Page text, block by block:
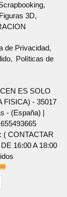
Figuras 3D
de Privacidad
Políticas de
ES SOLO
FISICA) - 35017
- (España) |
( CONTACTAR
16:00 A 18:00